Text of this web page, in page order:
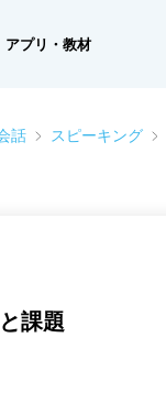
アプリ・教材
話 スピーキング
課題